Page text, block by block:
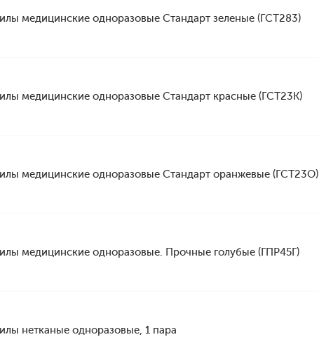
медицинские одноразовые Стандарт зеленые (ГСТ283)
медицинские одноразовые Стандарт красные (ГСТ23К)
медицинские одноразовые Стандарт оранжевые (ГСТ23О)
медицинские одноразовые. Прочные голубые (ГПР45Г)
нетканые одноразовые, 1 пара